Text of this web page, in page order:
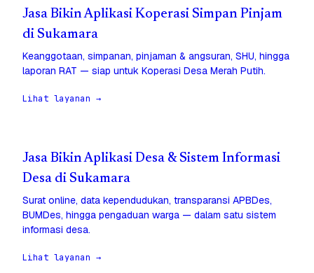
Jasa Bikin Aplikasi Koperasi Simpan Pinjam
di Sukamara
Keanggotaan, simpanan, pinjaman & angsuran, SHU, hingga
laporan RAT — siap untuk Koperasi Desa Merah Putih.
Lihat layanan →
Jasa Bikin Aplikasi Desa & Sistem Informasi
Desa di Sukamara
Surat online, data kependudukan, transparansi APBDes,
BUMDes, hingga pengaduan warga — dalam satu sistem
informasi desa.
Lihat layanan →